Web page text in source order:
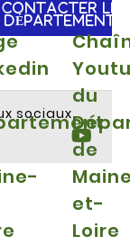
CONTACTER LE
DÉPARTEMENT
sociaux
du
de
et-
Loire